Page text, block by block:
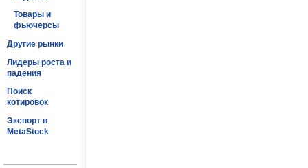
Товары и
фьючерсы
Другие рынки
Лидеры роста и
падения
Поиск
котировок
Экспорт в
MetaStock